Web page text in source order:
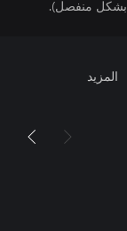
المزيد